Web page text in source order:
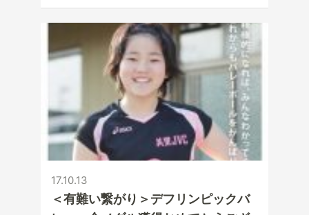
17.10.13
＜有難い繋がり＞デフリンピックバ